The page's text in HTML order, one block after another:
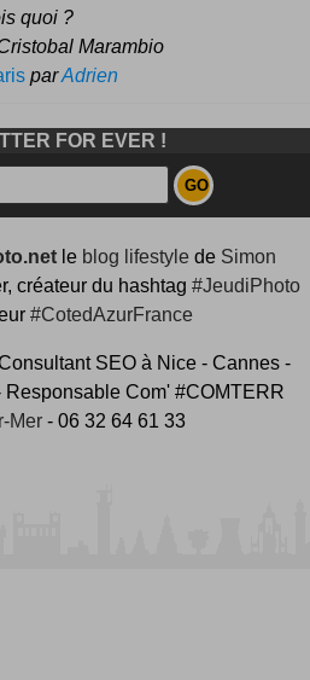
quoi ?
Marambio
parAdrien
FOR EVER !
le blog lifestylede Simon
créateur du hashtag #JeudiPhoto
#CotedAzurFrance
SEO à Nice - Cannes -
Responsable Com' #COMTERR
Mer - 06 32 64 61 33